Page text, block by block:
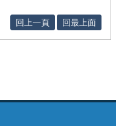
回上一頁 回最上面